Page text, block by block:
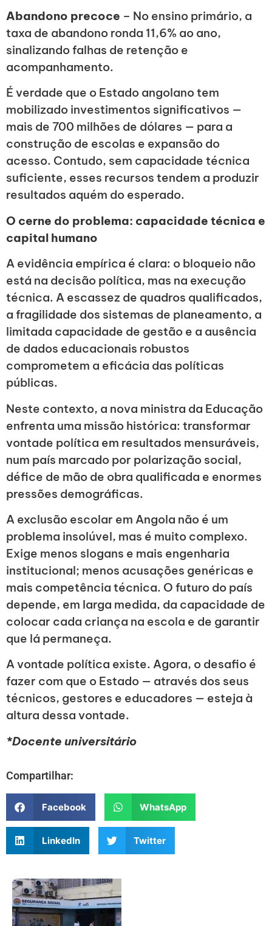
Abandono precoce – No ensino primário, a
taxa de abandono ronda 11,6% ao ano,
sinalizando falhas de retenção e
acompanhamento.
É verdade que o Estado angolano tem
mobilizado investimentos significativos —
mais de 700 milhões de dólares — para a
construção de escolas e expansão do
acesso. Contudo, sem capacidade técnica
suficiente, esses recursos tendem a produzir
resultados aquém do esperado.
O cerne do problema: capacidade técnica e
capital humano
A evidência empírica é clara: o bloqueio não
está na decisão política, mas na execução
técnica. A escassez de quadros qualificados,
a fragilidade dos sistemas de planeamento, a
limitada capacidade de gestão e a ausência
de dados educacionais robustos
comprometem a eficácia das políticas
públicas.
Neste contexto, a nova ministra da Educação
enfrenta uma missão histórica: transformar
vontade política em resultados mensuráveis,
num país marcado por polarização social,
défice de mão de obra qualificada e enormes
pressões demográficas.
A exclusão escolar em Angola não é um
problema insolúvel, mas é muito complexo.
Exige menos slogans e mais engenharia
institucional; menos acusações genéricas e
mais competência técnica. O futuro do país
depende, em larga medida, da capacidade de
colocar cada criança na escola e de garantir
que lá permaneça.
A vontade política existe. Agora, o desafio é
fazer com que o Estado — através dos seus
técnicos, gestores e educadores — esteja à
altura dessa vontade.
*Docente universitário
Compartilhar:
Facebook WhatsApp
LinkedIn Twitter